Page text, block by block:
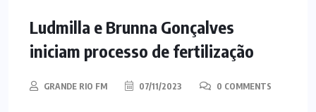
Ludmilla e Brunna Gonçalves
iniciam processo de fertilização
GRANDE RIO FM 07/11/2023 0 COMMENTS